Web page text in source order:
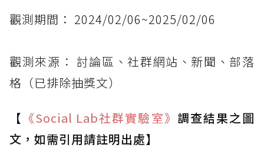
觀測期間： 2024/02/06~2025/02/06
觀測來源： 討論區、社群網站、新聞、部落
格（已排除抽獎文）
【 《Social Lab社群實驗室》 調查結果之圖
文，如需引用請註明出處】